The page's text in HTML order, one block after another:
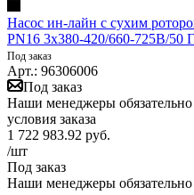
Насос ин-лайн с сухим
PN16 3х380-420/660-725В/50
Под заказ
Арт.: 96306006
Под заказ
Наши менеджеры
условия заказа
1 722 983.92 руб.
/шт
Под заказ
Наши менеджеры